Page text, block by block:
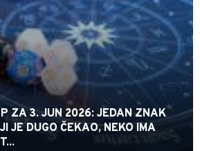
ZA 3. JUN 2026: JEDAN ZNAK
JE DUGO ČEKAO, NEKO IMA